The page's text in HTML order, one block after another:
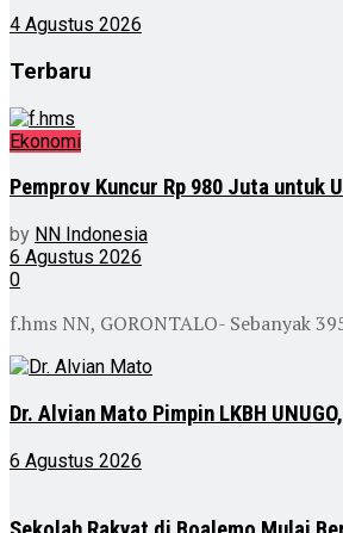
4 Agustus 2026
Terbaru
Ekonomi
Pemprov Kuncur Rp 980 Juta untuk
by NN Indonesia
6 Agustus 2026
0
f.hms NN, GORONTALO- Sebanyak
Dr. Alvian Mato Pimpin LKBH
6 Agustus 2026